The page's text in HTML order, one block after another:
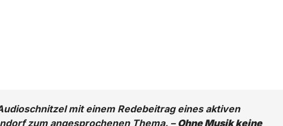
mit einem Redebeitrag eines aktiven
zum angesprochenen Thema. –Ohne Musik keine